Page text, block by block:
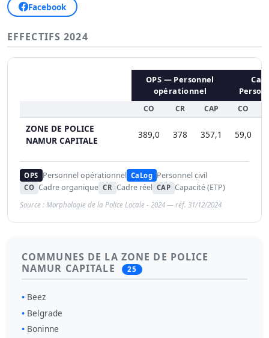
Facebook
EFFECTIFS 2024
OPS — Personnel
opérationnel
CO CR CAP CO
ZONE DE POLICE
NAMUR CAPITALE
389,0 378 357,1 59,0
OPS Personnel opérationnel CaLog Personnel civil
CO Cadre organique CR Cadre réel CAP Capacité (ETP)
Source : Morphologie de la Police Locale - 2024 — réf. 31/12/2024
COMMUNES DE LA ZONE DE POLICE
NAMUR CAPITALE
25
Beez
Belgrade
Boninne